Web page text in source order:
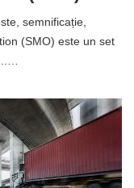
semnificație,
(SMO) este un set